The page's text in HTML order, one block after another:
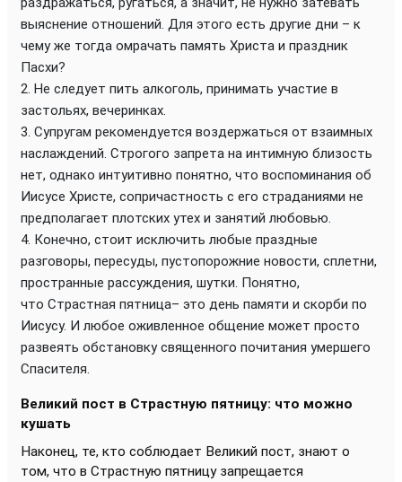
выяснение отношений. Для этого есть другие дни – к
чему же тогда омрачать память Христа и праздник
Пасхи?
Не следует пить алкоголь, принимать участие в
застольях, вечеринках.
Супругам рекомендуется воздержаться от взаимных
наслаждений. Строгого запрета на интимную близость
нет, однако интуитивно понятно, что воспоминания об
Иисусе Христе, сопричастность с его страданиями не
предполагает плотских утех и занятий любовью.
Конечно, стоит исключить любые праздные
разговоры, пересуды, пустопорожние новости, сплетни,
пространные рассуждения, шутки. Понятно,
что Страстная пятница– это день памяти и скорби по
Иисусу. И любое оживленное общение может просто
развеять обстановку священного почитания умершего
Спасителя.
Великий пост в Страстную пятницу: что можно
кушать
Наконец, те, кто соблюдает Великий пост, знают о
том, что в Страстную пятницу запрещается